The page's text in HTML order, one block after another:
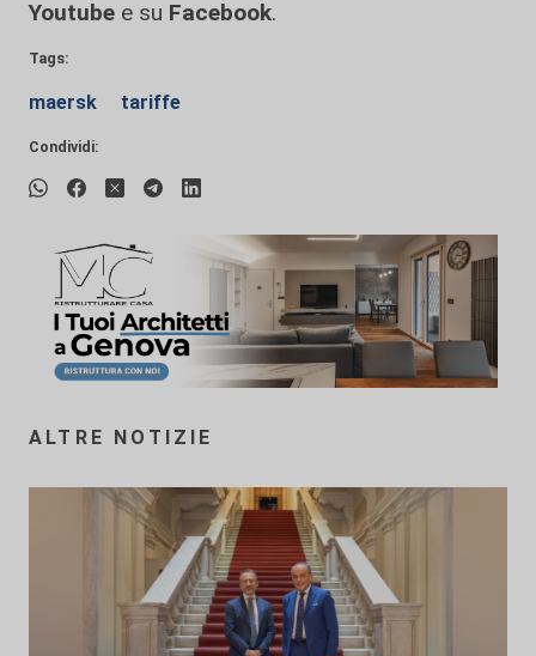
Youtube e su Facebook.
Tags:
maersk tariffe
Condividi:
ALTRE NOTIZIE